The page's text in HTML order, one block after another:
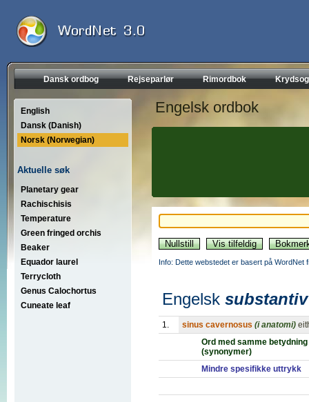
Dansk ordbog Rejseparlør Rimordbok
English
Dansk (Danish)
Norsk (Norwegian)
Aktuelle søk
Planetary gear
Rachischisis
Temperature
Green fringed orchis
Beaker
Equador laurel
Terrycloth
Genus Calochortus
Cuneate leaf
Engelsk ordbok
Info: Dette webstedet er basert på WordNet
Engelsk substantiv
1. sinus cavernosus (i anatomi)
Ord med samme betydning
(synonymer)
Mindre spesifikke uttrykk